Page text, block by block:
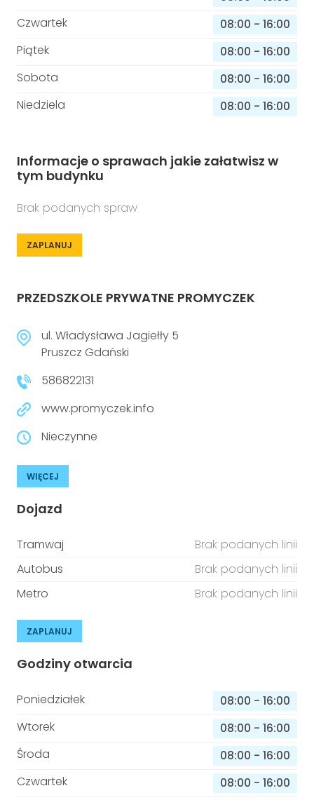
Czwartek
08:00 - 16:00
Piątek
08:00 - 16:00
Sobota
08:00 - 16:00
Niedziela
08:00 - 16:00
Informacje o sprawach jakie załatwisz w
tym budynku
Brak podanych spraw
ZAPLANUJ
PRZEDSZKOLE PRYWATNE PROMYCZEK
ul. Władysława Jagiełły 5
Pruszcz Gdański
586822131
www.promyczek.info
Nieczynne
WIĘCEJ
Dojazd
Tramwaj
Brak podanych linii
Autobus
Brak podanych linii
Metro
Brak podanych linii
ZAPLANUJ
Godziny otwarcia
Poniedziałek 08:00 - 16:00
Wtorek
08:00 - 16:00
Środa
08:00 - 16:00
Czwartek
08:00 - 16:00